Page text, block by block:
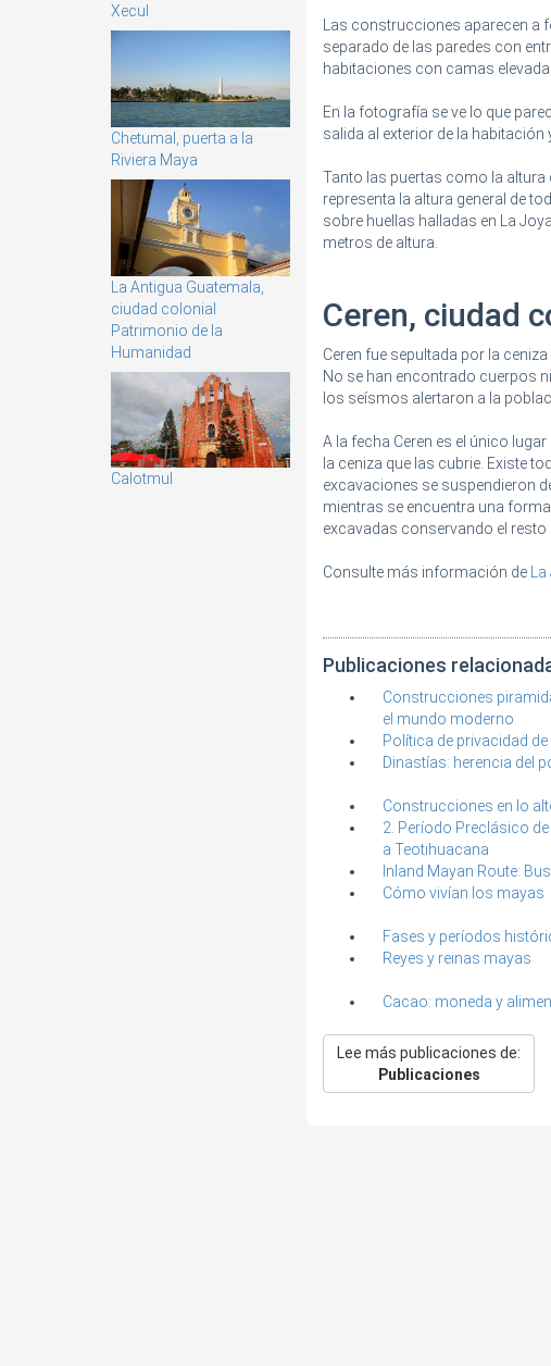
Xecul
Chetumal, puerta a la
Riviera Maya
La Antigua Guatemala,
ciudad colonial
Patrimonio de la
Humanidad
Calotmul
Las construcciones aparecen
separado de las paredes con
habitaciones con camas
En la fotografía se ve lo que
salida al exterior de la
Tanto las puertas como la altura
representa la altura general de
sobre huellas halladas en La
metros de altura.
Ceren, ciudad
Ceren fue sepultada por la
No se han encontrado cuerpos
los seísmos alertaron a la
A la fecha Ceren es el único
la ceniza que las cubrie. Existe
excavaciones se suspendieron
mientras se encuentra una
excavadas conservando el resto
Consulte más información de
Publicaciones
Construcciones
el mundo moderno
Política de privacidad
Dinastías: herencia del
Construcciones en lo
2. Período Preclásico
a Teotihuacana
Inland Mayan Route:
Cómo vivían los mayas
Fases y períodos
Reyes y reinas mayas
Cacao: moneda y
Lee más publicaciones de:
Publicaciones